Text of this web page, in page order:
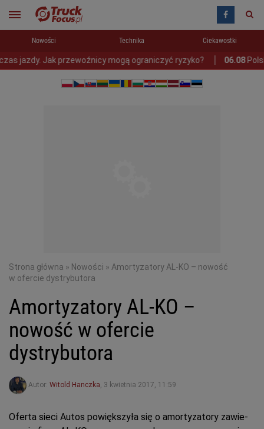
Nowości Technika Ciekawostki
Jak przewoźnicy mogą ograniczyć ryzyko? 06.08 Polska
Strona główna » Nowości » Amortyzatory AL-KO – nowość
w ofercie dystrybutora
Amortyzatory AL-KO –
nowość w ofercie
dystrybutora
Autor: Witold Hanczka, 3 kwietnia 2017, 11:59
Ofer­ta sie­ci Au­tos po­więk­szy­ła się o amor­ty­za­to­ry za­wie­